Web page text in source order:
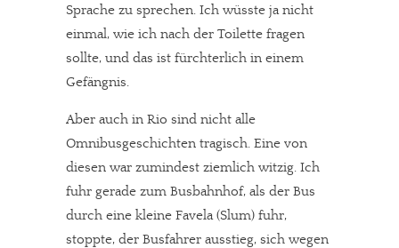
Sprache zu sprechen. Ich wüsste ja nicht
einmal, wie ich nach der Toilette fragen
sollte, und das ist fürchterlich in einem
Gefängnis.
Aber auch in Rio sind nicht alle
Omnibusgeschichten tragisch. Eine von
diesen war zumindest ziemlich witzig. Ich
fuhr gerade zum Busbahnhof, als der Bus
durch eine kleine Favela (Slum) fuhr,
stoppte, der Busfahrer ausstieg, sich wegen